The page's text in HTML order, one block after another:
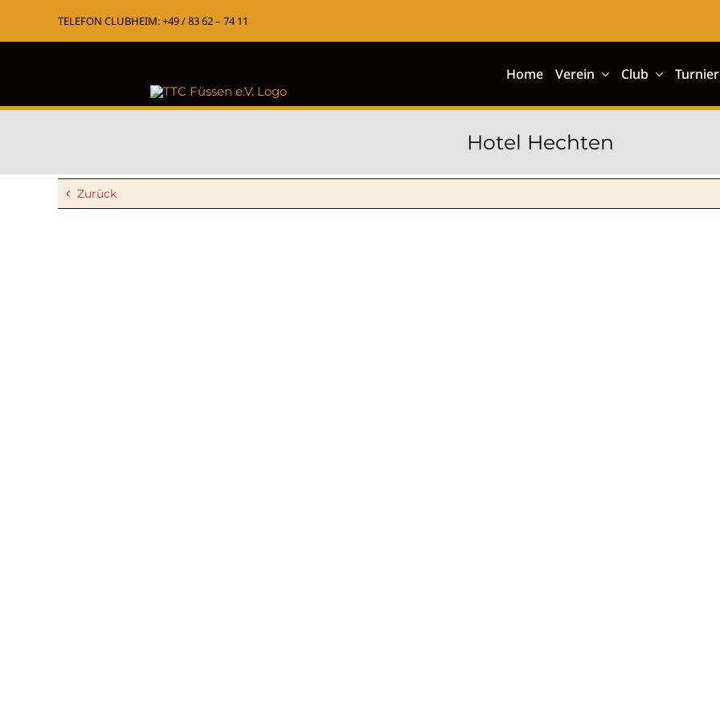
TELEFON CLUBHEIM: +49 / 83 62 – 74 11
Home Verein Club
Hotel Hechten
Zurück